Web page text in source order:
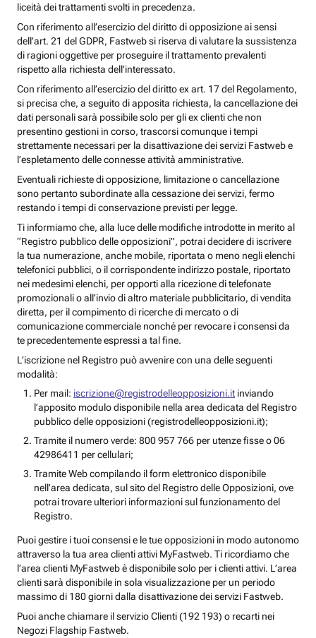
liceità dei trattamenti svolti in precedenza.
Con riferimento all’esercizio del diritto di opposizione ai sensi
dell’art. 21 del GDPR, Fastweb si riserva di valutare la sussistenza
di ragioni oggettive per proseguire il trattamento prevalenti
rispetto alla richiesta dell’interessato.
Con riferimento all’esercizio del diritto ex art. 17 del Regolamento,
si precisa che, a seguito di apposita richiesta, la cancellazione dei
dati personali sarà possibile solo per gli ex clienti che non
presentino gestioni in corso, trascorsi comunque i tempi
strettamente necessari per la disattivazione dei servizi Fastweb e
l’espletamento delle connesse attività amministrative.
Eventuali richieste di opposizione, limitazione o cancellazione
sono pertanto subordinate alla cessazione dei servizi, fermo
restando i tempi di conservazione previsti per legge.
Ti informiamo che, alla luce delle modifiche introdotte in merito al
“Registro pubblico delle opposizioni”, potrai decidere di iscrivere
la tua numerazione, anche mobile, riportata o meno negli elenchi
telefonici pubblici, o il corrispondente indirizzo postale, riportato
nei medesimi elenchi, per opporti alla ricezione di telefonate
promozionali o all’invio di altro materiale pubblicitario, di vendita
diretta, per il compimento di ricerche di mercato o di
comunicazione commerciale nonché per revocare i consensi da
te precedentemente espressi a tal fine.
L’iscrizione nel Registro può avvenire con una delle seguenti
modalità:
Per mail: iscrizione@registrodelleopposizioni.it inviando
l’apposito modulo disponibile nella area dedicata del Registro
pubblico delle opposizioni (registrodelleopposizioni.it);
Tramite il numero verde: 800 957 766 per utenze fisse o 06
42986411 per cellulari;
Tramite Web compilando il form elettronico disponibile
nell’area dedicata, sul sito del Registro delle Opposizioni, ove
potrai trovare ulteriori informazioni sul funzionamento del
Registro.
Puoi gestire i tuoi consensi e le tue opposizioni in modo autonomo
attraverso la tua area clienti attivi MyFastweb. Ti ricordiamo che
l’area clienti MyFastweb è disponibile solo per i clienti attivi. L’area
clienti sarà disponibile in sola visualizzazione per un periodo
massimo di 180 giorni dalla disattivazione dei servizi Fastweb.
Puoi anche chiamare il servizio Clienti (192 193) o recarti nei
Negozi Flagship Fastweb.